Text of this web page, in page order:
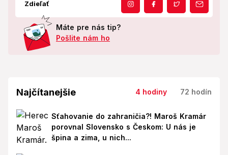
Zdieľať
Máte pre nás tip?
Pošlite nám ho
Najčítanejšie 4 hodiny 72 hodín
Sťahovanie do zahraničia?! Maroš Kramár
porovnal Slovensko s Českom: U nás je
špina a zima, u nich...